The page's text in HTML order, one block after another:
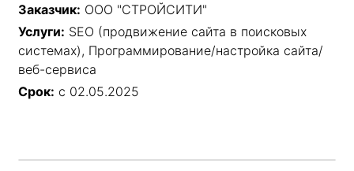
Заказчик: ООО "СТРОЙСИТИ"
Услуги: SEO (продвижение сайта в поисковых
системах), Программирование/настройка сайта/
веб-сервиса
Срок: с 02.05.2025